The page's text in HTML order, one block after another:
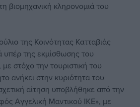
βιομηχανική κληρονομιά του
της Κοινότητας Κατταβιάς
υπέρ της εκμίσθωσης του
στόχο την τουριστική του
ανήκει στην κυριότητα του
αίτηση υποβλήθηκε από την
Αγγελική Μαντικού ΙΚΕ», με